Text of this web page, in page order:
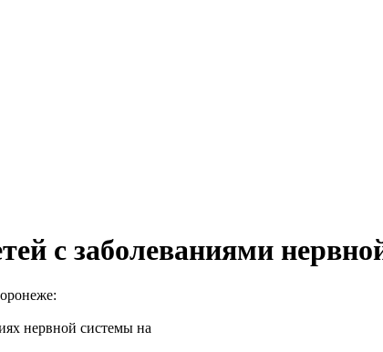
с заболеваниями
нервной системы на